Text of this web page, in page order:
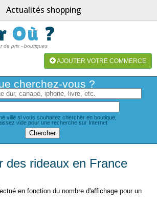
Actualités shopping
Où ?
de prix - boutiques
AJOUTER VOTRE COMMERCE
cherchez-vous ?
ville si vous souhaitez chercher en boutique,
vide pour une recherche sur Internet
des rideaux en France
en fonction du nombre d'affichage pour un